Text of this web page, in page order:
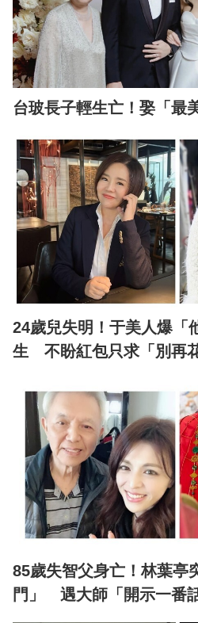
台玻長子輕生亡！娶「最
24歲兒失明！于美人爆「
生 不盼紅包只求「別再花
85歲失智父身亡！林葉亭
門」 遇大師「開示一番